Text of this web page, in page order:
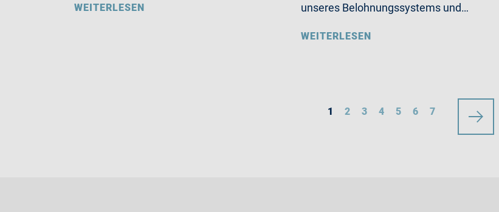
WEITERLESEN
unseres Belohnungssystems und…
WEITERLESEN
1 2 3 4 5 6 7